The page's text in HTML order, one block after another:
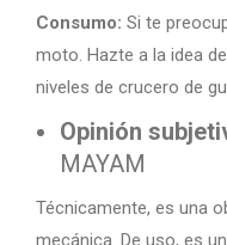
Consumo: Si te
moto. Hazte a la idea
niveles de crucero de
Opinión
MAYAM
Técnicamente, es una
mecánica. De uso, es